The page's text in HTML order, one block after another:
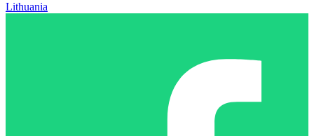
Lithuania